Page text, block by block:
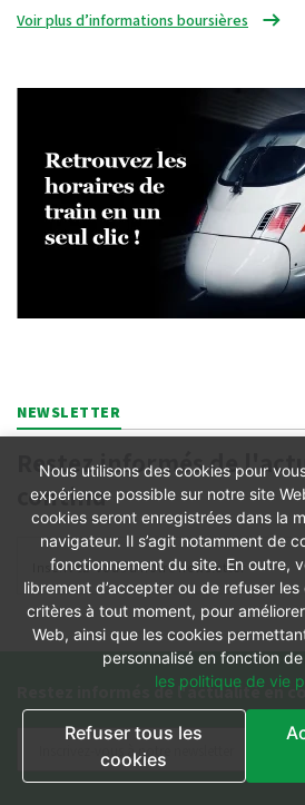
Voir plus d’informations boursières
NEWSLETTER
Restez informés de
continu
Restez informés de l'actualité en
Nous utilisons des cookies pour
expérience possible sur notre site
cookies seront enregistrées dans la
navigateur. Il s’agit notamment de
fonctionnement du site. En outre,
librement d’accepter ou de refuser
critères à tout moment, pour
Web, ainsi que les cookies
personnalisé en fonction
les politique de vie
Refuser tous les
cookies